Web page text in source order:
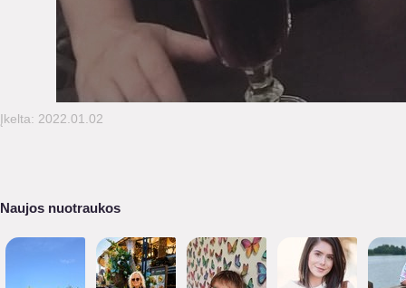
Įkelta: 2022.01.02
Naujos nuotraukos